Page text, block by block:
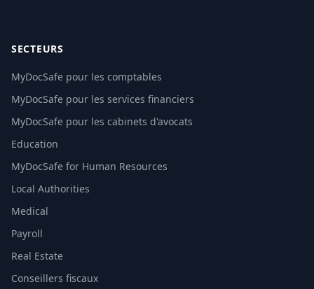
SECTEURS
MyDocSafe pour les comptables
MyDocSafe pour les services financiers
MyDocSafe pour les cabinets d'avocats
Education
MyDocSafe for Human Resources
Local Authorities
Medical
Payroll
Real Estate
Conseillers fiscaux